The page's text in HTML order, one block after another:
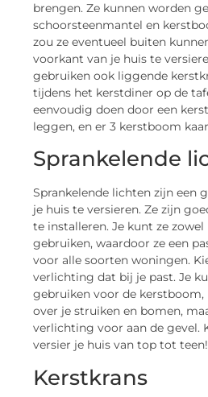
brengen. Ze kunnen worden
schoorsteenmantel en
zou ze eventueel buiten
voorkant van je huis te
gebruiken ook liggende
tijdens het kerstdiner op de
eenvoudig doen door een
leggen, en er 3 kerstboom
Sprankelende
Sprankelende lichten zijn een
je huis te versieren. Ze zijn
te installeren. Je kunt ze
gebruiken, waardoor ze een
voor alle soorten woningen.
verlichting dat bij je past. Je
gebruiken voor de
over je struiken en bomen,
verlichting voor aan de gevel.
versier je huis van top tot teen!
Kerstkrans